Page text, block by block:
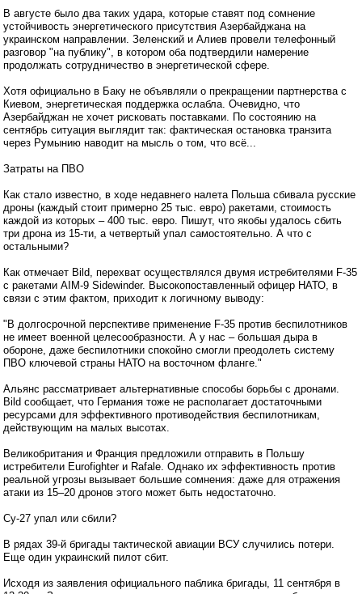
В августе было два таких удара, которые ставят под сомнение
устойчивость энергетического присутствия Азербайджана на
украинском направлении. Зеленский и Алиев провели телефонный
разговор "на публику", в котором оба подтвердили намерение
продолжать сотрудничество в энергетической сфере.
Хотя официально в Баку не объявляли о прекращении партнерства с
Киевом, энергетическая поддержка ослабла. Очевидно, что
Азербайджан не хочет рисковать поставками. По состоянию на
сентябрь ситуация выглядит так: фактическая остановка транзита
через Румынию наводит на мысль о том, что всё...
Затраты на ПВО
Как стало известно, в ходе недавнего налета Польша сбивала русские
дроны (каждый стоит примерно 25 тыс. евро) ракетами, стоимость
каждой из которых – 400 тыс. евро. Пишут, что якобы удалось сбить
три дрона из 15-ти, а четвертый упал самостоятельно. А что с
остальными?
Как отмечает Bild, перехват осуществлялся двумя истребителями F-35
с ракетами AIM-9 Sidewinder. Высокопоставленный офицер НАТО, в
связи с этим фактом, приходит к логичному выводу:
"В долгосрочной перспективе применение F-35 против беспилотников
не имеет военной целесообразности. А у нас – большая дыра в
обороне, даже беспилотники спокойно смогли преодолеть систему
ПВО ключевой страны НАТО на восточном фланге."
Альянс рассматривает альтернативные способы борьбы с дронами.
Bild сообщает, что Германия тоже не располагает достаточными
ресурсами для эффективного противодействия беспилотникам,
действующим на малых высотах.
Великобритания и Франция предложили отправить в Польшу
истребители Eurofighter и Rafale. Однако их эффективность против
реальной угрозы вызывает большие сомнения: даже для отражения
атаки из 15–20 дронов этого может быть недостаточно.
Су-27 упал или сбили?
В рядах 39-й бригады тактической авиации ВСУ случились потери.
Еще один украинский пилот сбит.
Исходя из заявления официального паблика бригады, 11 сентября в